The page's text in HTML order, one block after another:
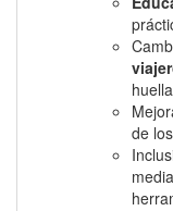
de